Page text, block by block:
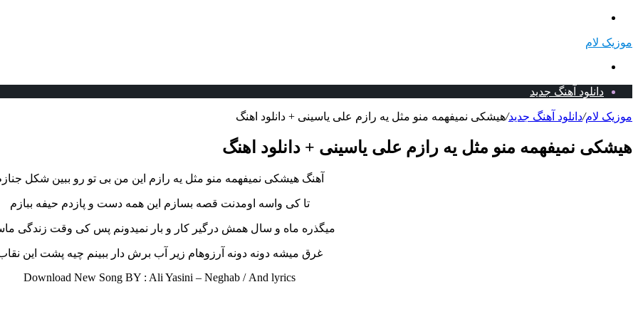
موزیک لام
دانلود آهنگ جدید
موزیک لام/دانلود آهنگ جدید/هیشکی نمیفهمه منو مثل یه رازم علی یاسینی + دانلود اهنگ
هیشکی نمیفهمه منو مثل یه رازم علی یاسینی + دانلود اهنگ
آهنگ هیشکی نمیفهمه منو مثل یه رازم این من بی تو رو ببین شکل
تا کی واسه اومدنت قصه بسازم این همه دست و پازدم حیفه ببازم
میگذره ماه و سال همش درگیر کار و بار نمیدونم پس کی وقت زندگی
غرق میشه دونه دونه آرزوهام زیر آب برش دار ببینم چیه پشت این
Download New Song BY : Ali Yasini – Neghab / And lyrics